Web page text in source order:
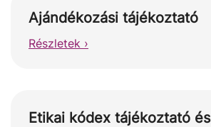
Ajándékozási tájékoztató
Részletek ›
Etikai kódex tájékoztató és